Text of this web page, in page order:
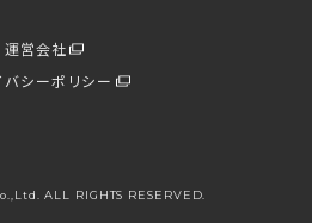
運営会社
バシーポリシー
ALL RIGHTS RESERVED.